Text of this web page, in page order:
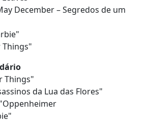
December – Segredos de um
Things"
Things"
da Lua das Flores"